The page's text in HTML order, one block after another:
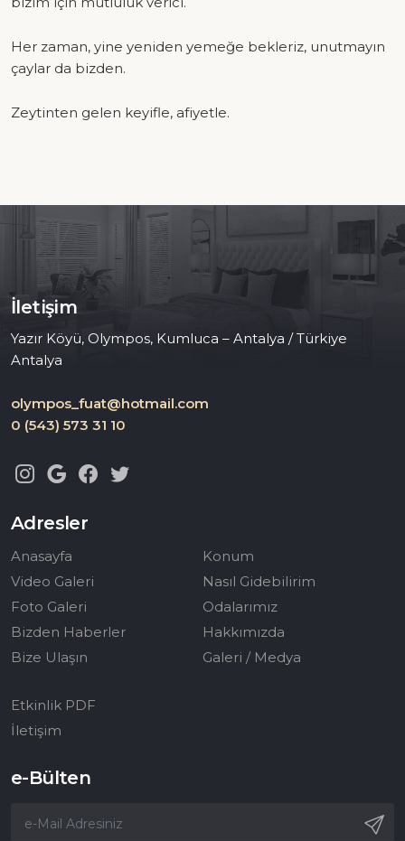
Her zaman, yine yeniden yemeğe bekleriz, unutmayın
çaylar da bizden.
Zeytinten gelen keyifle, afiyetle.
İletişim
Yazır Köyü, Olympos, Kumluca – Antalya / Türkiye
Antalya
olympos_fuat@hotmail.com
0 (543) 573 31 10
Adresler
Anasayfa
Video Galeri
Foto Galeri
Bizden Haberler
Bize Ulaşın
Konum
Nasıl Gidebilirim
Odalarımız
Hakkımızda
Galeri / Medya
Etkinlik PDF
İletişim
e-Bülten